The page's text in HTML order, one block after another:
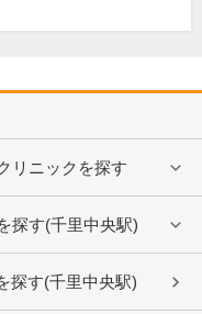
リニックを探す
探す(千里中央駅)
探す(千里中央駅)